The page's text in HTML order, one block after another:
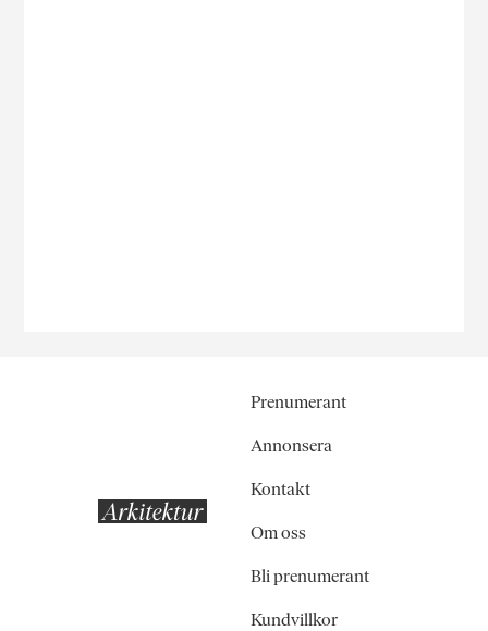
Prenumerant
Annonsera
Kontakt
Om oss
Bli prenumerant
Kundvillkor